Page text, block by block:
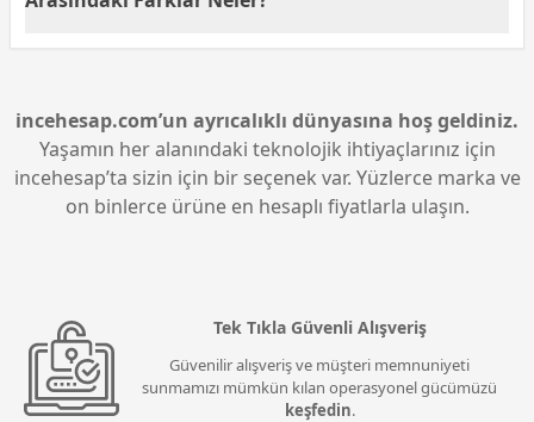
kullanımlarda göz yorgunluğunu azaltır. Film izleme
Asus Vivobook 16 V3607VU, Asus Vivobook 15
daha yüksek grafik performansı sunar. Ayrıca daha
büyük ekran, daha fazla RAM kapasitesi ve gelişmiş
soğutma sistemi ile öne çıkar. Performans odaklı
kullanıcılar için daha avantajlı bir seçenektir.
incehesap.com’un ayrıcalıklı dünyasına hoş geldiniz.
Yaşamın her alanındaki teknolojik ihtiyaçlarınız için
incehesap’ta sizin için bir seçenek var. Yüzlerce marka ve
on binlerce ürüne en hesaplı fiyatlarla ulaşın.
Tek Tıkla Güvenli Alışveriş
Güvenilir alışveriş ve müşteri memnuniyeti
sunmamızı mümkün kılan operasyonel gücümüzü
keşfedin.